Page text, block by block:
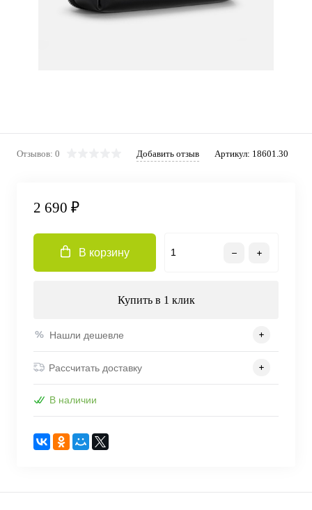
Отзывов: 0 Добавить отзыв Артикул: 18601.30
2 690 ₽
В корзину
Купить в 1 клик
Нашли дешевле
Рассчитать доставку
В наличии